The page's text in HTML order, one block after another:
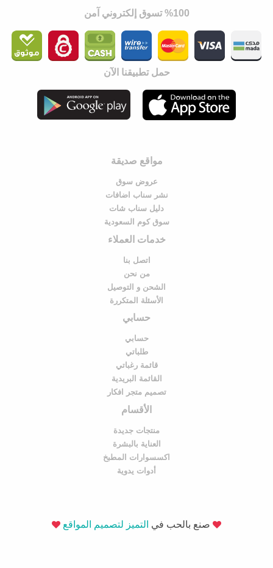
%100 تسوق إلكتروني آمن
حمل تطبيقنا الآن
مواقع صديقة
عروض سوق
نشر سناب اضافات
دليل سناب شات
سوق كوم السعودية
خدمات العملاء
اتصل بنا
من نحن
الشحن و التوصيل
الأسئلة المتكررة
حسابي
حسابي
طلباتي
قائمة رغباتي
القائمة البريدية
تصميم متجر افكار
الأقسام
منتجات جديدة
العناية بالبشرة
اكسسوارات المطبخ
أدوات يدوية
صنع بالحب في التميز لتصميم المواقع